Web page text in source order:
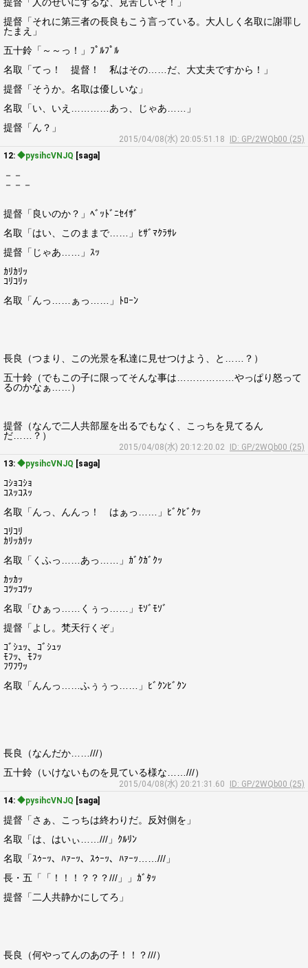
提督「それに第三者の長良もこう言っている。大人しく名取に謝罪し
たまえ」
五十鈴「～～っ！」ﾌﾟﾙﾌﾟﾙ
名取「てっ！ 提督！ 私はその……だ、大丈夫ですから！」
提督「そうか。名取は優しいな」
名取「い、いえ…………あっ、じゃあ……」
提督「ん？」
2015/04/08(水) 20:05:51.18
ID: GP/2WQb00 (25)
12: ◆pysihcVNJQ [saga]
－－
－－－
提督「良いのか？」ﾍﾞｯﾄﾞﾆｾｲｻﾞ
名取「はい、このままで……」ﾋｻﾞﾏｸﾗｻﾚ
提督「じゃあ……」ｽｯ
ｶﾘｶﾘｯ
ｺﾘｺﾘｯ
名取「んっ……ぁっ……」ﾄﾛｰﾝ
長良（つまり、この光景を私達に見せつけよう、と……？）
五十鈴（でもこの子に限ってそんな事は………………やっぱり怒って
るのかなぁ……）
提督（なんで二人共部屋を出るでもなく、こっちを見てるん
だ……？）
2015/04/08(水) 20:12:20.02
ID: GP/2WQb00 (25)
13: ◆pysihcVNJQ [saga]
ｺｼｮｺｼｮ
ｺｽｯｺｽｯ
名取「んっ、んんっ！ はぁっ……」ﾋﾞｸﾋﾞｸｯ
ｺﾘｺﾘ
ｶﾘｯｶﾘｯ
名取「くふっ……あっ……」ｶﾞｸｶﾞｸｯ
ｶｯｶｯ
ｺﾂｯｺﾂｯ
名取「ひぁっ……くぅっ……」ﾓｿﾞﾓｿﾞ
提督「よし。梵天行くぞ」
ｺﾞｼｭｯ、ｺﾞｼｭｯ
ﾓﾌｯ、ﾓﾌｯ
ﾌﾜﾌﾜｯ
名取「んんっ……ふぅぅっ……」ﾋﾞｸﾝﾋﾞｸﾝ
長良（なんだか……///）
五十鈴（いけないものを見ている様な……///）
2015/04/08(水) 20:21:31.60
ID: GP/2WQb00 (25)
14: ◆pysihcVNJQ [saga]
提督「さぁ、こっちは終わりだ。反対側を」
名取「は、はいぃ……///」ｸﾙﾘﾝ
名取「ｽｩｰｯ、ﾊｧｰｯ、ｽｩｰｯ、ﾊｧｰｯ……///」
長・五「「！！！？？？///」」ｶﾞﾀｯ
提督「二人共静かにしてろ」
長良（何やってんのあの子！！？///）